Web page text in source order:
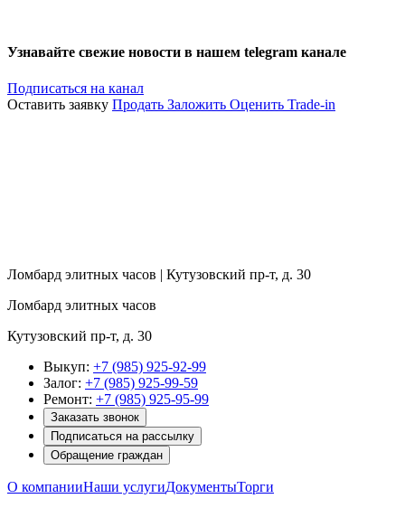
Узнавайте свежие новости в нашем telegram канале
Подписаться на канал
Оставить заявку Продать Заложить Оценить Trade-in
Ломбард элитных часов | Кутузовский пр-т, д. 30
Ломбард элитных часов
Кутузовский пр-т, д. 30
Выкуп: +7 (985) 925-92-99
Залог: +7 (985) 925-99-59
Ремонт: +7 (985) 925-95-99
Заказать звонок
Подписаться на рассылку
Обращение граждан
О компанииНаши услугиДокументыТорги